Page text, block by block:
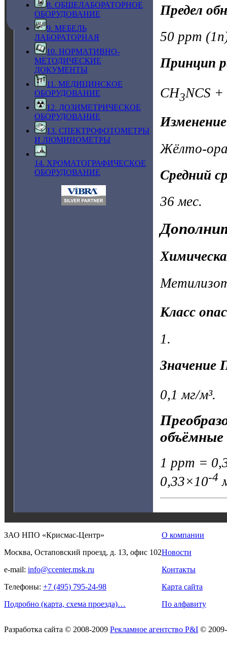
8. ОБЩЕЛАБОРАТОРНОЕ
ОБОРУДОВАНИЕ
9. МЕБЕЛЬ
ЛАБОРАТОРНАЯ
10. НОРМАТИВНО-
МЕТОДИЧЕСКИЕ
ДОКУМЕНТЫ
11. МЕДИЦИНСКОЕ
ОБОРУДОВАНИЕ
12. ДОЗИМЕТРИЧЕСКОЕ
ОБОРУДОВАНИЕ
13. СПЕКТРОФОТОМЕТРЫ
И ЛЮМИНОМЕТРЫ
14. ХРОМАТОГРАФИЧЕСКОЕ
ОБОРУДОВАНИЕ
Предел
50 ppm
Принцип
CH3NCS
Жёлто-
Средний
36 мес.
Класс
1.
Значение
0,1 мг/м³.
объёмные
1 ppm =
0,33×10-4
ЗАО НПО «Крисмас-Центр»
Москва, Остаповский проезд, д. 13, офис 102
e-mail: info@ccenter.msk.ru
Телефоны: +7 (495) 795-24-98
Подробно (карта, схема проезда)…
О компании
Новости
Контакты
Карта сайта
По алфавиту
Разработка сайта © 2008-2009 Рекламное агентство P&I ©